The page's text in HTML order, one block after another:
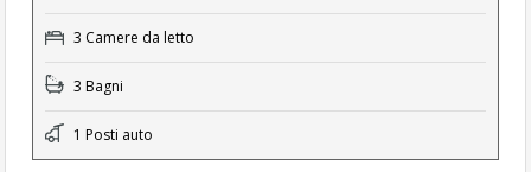
3 Camere da letto
3 Bagni
1 Posti auto